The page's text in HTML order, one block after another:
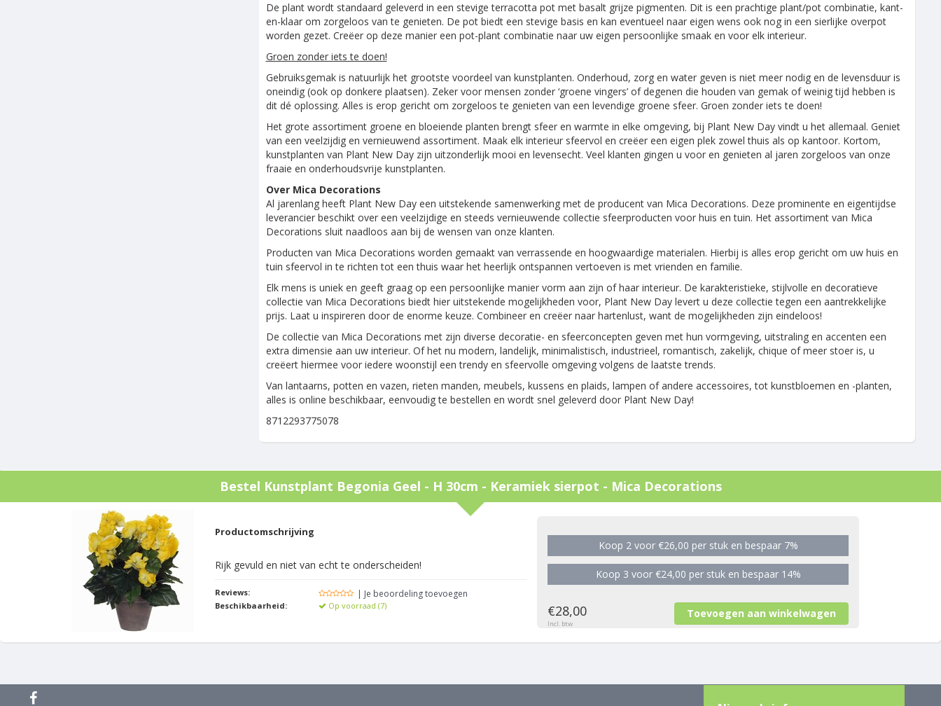
De plant wordt standaard geleverd in een stevige terracotta pot met basalt grijze pigmenten. Dit is een prachtige plant/pot combinatie, kant-
en-klaar om zorgeloos van te genieten. De pot biedt een stevige basis en kan eventueel naar eigen wens ook nog in een sierlijke overpot
worden gezet. Creëer op deze manier een pot-plant combinatie naar uw eigen persoonlijke smaak en voor elk interieur.
Groen zonder iets te doen!
Gebruiksgemak is natuurlijk het grootste voordeel van kunstplanten. Onderhoud, zorg en water geven is niet meer nodig en de levensduur is
oneindig (ook op donkere plaatsen). Zeker voor mensen zonder ‘groene vingers’ of degenen die houden van gemak of weinig tijd hebben is
dit dé oplossing. Alles is erop gericht om zorgeloos te genieten van een levendige groene sfeer. Groen zonder iets te doen!
Het grote assortiment groene en bloeiende planten brengt sfeer en warmte in elke omgeving, bij Plant New Day vindt u het allemaal. Geniet
van een veelzijdig en vernieuwend assortiment. Maak elk interieur sfeervol en creëer een eigen plek zowel thuis als op kantoor. Kortom,
kunstplanten van Plant New Day zijn uitzonderlijk mooi en levensecht. Veel klanten gingen u voor en genieten al jaren zorgeloos van onze
fraaie en onderhoudsvrije kunstplanten.
Over Mica Decorations
Al jarenlang heeft Plant New Day een uitstekende samenwerking met de producent van Mica Decorations. Deze prominente en eigentijdse
leverancier beschikt over een veelzijdige en steeds vernieuwende collectie sfeerproducten voor huis en tuin. Het assortiment van Mica
Decorations sluit naadloos aan bij de wensen van onze klanten.
Producten van Mica Decorations worden gemaakt van verrassende en hoogwaardige materialen. Hierbij is alles erop gericht om uw huis en
tuin sfeervol in te richten tot een thuis waar het heerlijk ontspannen vertoeven is met vrienden en familie.
Elk mens is uniek en geeft graag op een persoonlijke manier vorm aan zijn of haar interieur. De karakteristieke, stijlvolle en decoratieve
collectie van Mica Decorations biedt hier uitstekende mogelijkheden voor, Plant New Day levert u deze collectie tegen een aantrekkelijke
prijs. Laat u inspireren door de enorme keuze. Combineer en creëer naar hartenlust, want de mogelijkheden zijn eindeloos!
De collectie van Mica Decorations met zijn diverse decoratie- en sfeerconcepten geven met hun vormgeving, uitstraling en accenten een
extra dimensie aan uw interieur. Of het nu modern, landelijk, minimalistisch, industrieel, romantisch, zakelijk, chique of meer stoer is, u
creëert hiermee voor iedere woonstijl een trendy en sfeervolle omgeving volgens de laatste trends.
Van lantaarns, potten en vazen, rieten manden, meubels, kussens en plaids, lampen of andere accessoires, tot kunstbloemen en -planten,
alles is online beschikbaar, eenvoudig te bestellen en wordt snel geleverd door Plant New Day!
8712293775078
Bestel Kunstplant Begonia Geel - H 30cm - Keramiek sierpot - Mica Decorations
Productomschrijving
Rijk gevuld en niet van echt te onderscheiden!
Reviews: | Je beoordeling toevoegen
Beschikbaarheid: Op voorraad (7)
Koop 2 voor €26,00 per stuk en bespaar 7%
Koop 3 voor €24,00 per stuk en bespaar 14%
€28,00
Incl. btw